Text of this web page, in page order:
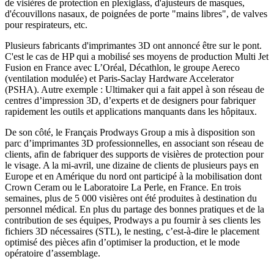
de visières de protection en plexiglass, d'ajusteurs de masques,
d'écouvillons nasaux, de poignées de porte "mains libres", de valves
pour respirateurs, etc.
Plusieurs fabricants d'imprimantes 3D ont annoncé être sur le pont.
C'est le cas de HP qui a mobilisé ses moyens de production Multi Jet
Fusion en France avec L’Oréal, Décathlon, le groupe Aereco
(ventilation modulée) et Paris-Saclay Hardware Accelerator
(PSHA). Autre exemple : Ultimaker qui a fait appel à son réseau de
centres d’impression 3D, d’experts et de designers pour fabriquer
rapidement les outils et applications manquants dans les hôpitaux.
De son côté, le Français Prodways Group a mis à disposition son
parc d’imprimantes 3D professionnelles, en associant son réseau de
clients, afin de fabriquer des supports de visières de protection pour
le visage. A la mi-avril, une dizaine de clients de plusieurs pays en
Europe et en Amérique du nord ont participé à la mobilisation dont
Crown Ceram ou le Laboratoire La Perle, en France. En trois
semaines, plus de 5 000 visières ont été produites à destination du
personnel médical. En plus du partage des bonnes pratiques et de la
contribution de ses équipes, Prodways a pu fournir à ses clients les
fichiers 3D nécessaires (STL), le nesting, c’est-à-dire le placement
optimisé des pièces afin d’optimiser la production, et le mode
opératoire d’assemblage.